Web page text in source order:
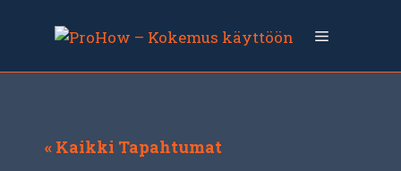
sisältöön
Valikko
« Kaikki Tapahtumat